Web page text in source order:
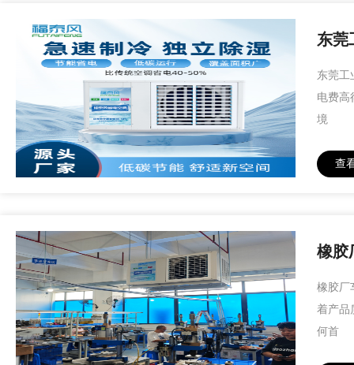
东莞
东莞工
电费高
境
查
橡胶
橡胶厂
着产品
何首